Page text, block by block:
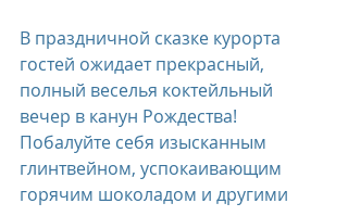
В праздничной сказке курорта
гостей ожидает прекрасный,
полный веселья коктейльный
вечер в канун Рождества!
Побалуйте себя изысканным
глинтвейном, успокаивающим
горячим шоколадом и другими